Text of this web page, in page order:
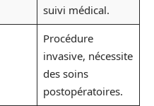
suivi médical.
Procédure
invasive, nécessite
des soins
postopératoires.